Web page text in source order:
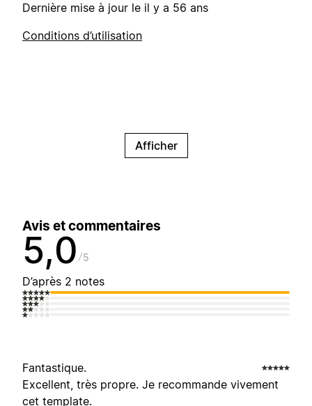
Dernière mise à jour le il y a 56 ans
Conditions d’utilisation
Afficher
Avis et commentaires
5,0 5
D’après 2 notes
Fantastique.
Excellent, très propre. Je recommande vivement
cet template.